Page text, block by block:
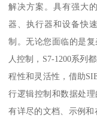
解决方案。具有强大
器、执行器和设备快
制。无论您面临的是
人控制，S7-1200系列
程性和灵活性，借助
行逻辑控制和数据处
有详尽的文档、示例